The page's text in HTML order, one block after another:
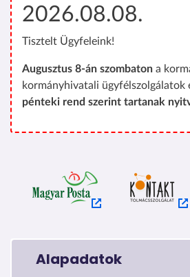
2026.08.08.
Tisztelt Ügyfeleink!
Augusztus 8-án szombaton a
kormányhivatali ügyfélszolgálatok
pénteki rend szerint tartanak
Alapadatok